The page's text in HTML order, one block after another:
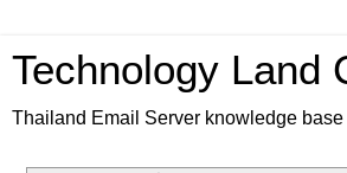
Technology Land
Thailand Email Server knowledge base